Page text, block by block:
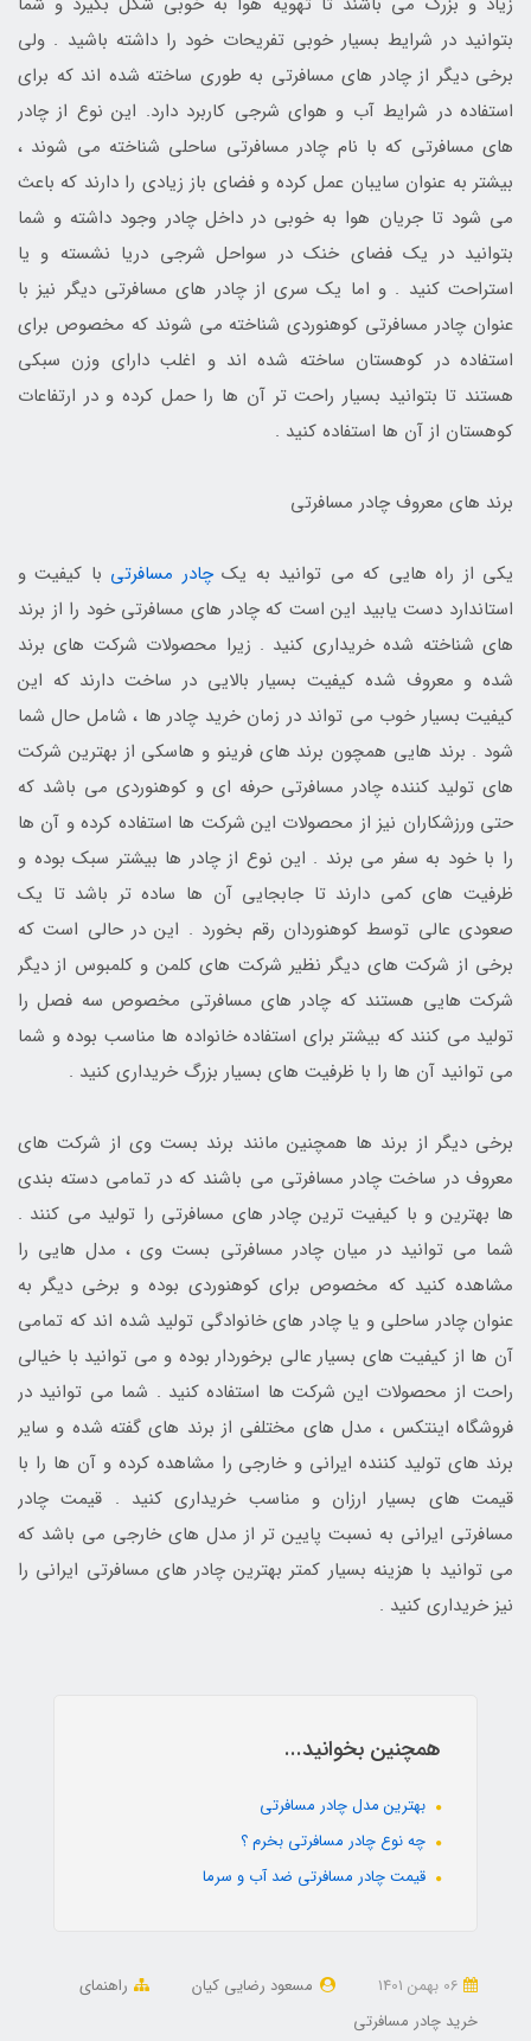
بتوانید در شرایط بسیار خوبی تفریحات خود را داشته باشید . ولی
برخی دیگر از چادر های مسافرتی به طوری ساخته شده اند که برای
استفاده در شرایط آب و هوای شرجی کاربرد دارد. این نوع از چادر
های مسافرتی که با نام چادر مسافرتی ساحلی شناخته می شوند ،
بیشتر به عنوان سایبان عمل کرده و فضای باز زیادی را دارند که باعث
می شود تا جریان هوا به خوبی در داخل چادر وجود داشته و شما
بتوانید در یک فضای خنک در سواحل شرجی دریا نشسته و یا
استراحت کنید . و اما یک سری از چادر های مسافرتی دیگر نیز با
عنوان چادر مسافرتی کوهنوردی شناخته می شوند که مخصوص برای
استفاده در کوهستان ساخته شده اند و اغلب دارای وزن سبکی
هستند تا بتوانید بسیار راحت تر آن ها را حمل کرده و در ارتفاعات
کوهستان از آن ها استفاده کنید .
برند های معروف چادر مسافرتی
یکی از راه هایی که می توانید به یکچادر مسافرتی با کیفیت و
استاندارد دست یابید این است که چادر های مسافرتی خود را از برند
های شناخته شده خریداری کنید . زیرا محصولات شرکت های برند
شده و معروف شده کیفیت بسیار بالایی در ساخت دارند که این
کیفیت بسیار خوب می تواند در زمان خرید چادر ها ، شامل حال شما
شود . برند هایی همچون برند های فرینو و هاسکی از بهترین شرکت
های تولید کننده چادر مسافرتی حرفه ای و کوهنوردی می باشد که
حتی ورزشکاران نیز از محصولات این شرکت ها استفاده کرده و آن ها
را با خود به سفر می برند . این نوع از چادر ها بیشتر سبک بوده و
ظرفیت های کمی دارند تا جابجایی آن ها ساده تر باشد تا یک
صعودی عالی توسط کوهنوردان رقم بخورد . این در حالی است که
برخی از شرکت های دیگر نظیر شرکت های کلمن و کلمبوس از دیگر
شرکت هایی هستند که چادر های مسافرتی مخصوص سه فصل را
تولید می کنند که بیشتر برای استفاده خانواده ها مناسب بوده و شما
می توانید آن ها را با ظرفیت های بسیار بزرگ خریداری کنید .
برخی دیگر از برند ها همچنین مانند برند بست وی از شرکت های
معروف در ساخت چادر مسافرتی می باشند که در تمامی دسته بندی
ها بهترین و با کیفیت ترین چادر های مسافرتی را تولید می کنند .
شما می توانید در میان چادر مسافرتی بست وی ، مدل هایی را
مشاهده کنید که مخصوص برای کوهنوردی بوده و برخی دیگر به
عنوان چادر ساحلی و یا چادر های خانوادگی تولید شده اند که تمامی
آن ها از کیفیت های بسیار عالی برخوردار بوده و می توانید با خیالی
راحت از محصولات این شرکت ها استفاده کنید . شما می توانید در
فروشگاه اینتکس ، مدل های مختلفی از برند های گفته شده و سایر
برند های تولید کننده ایرانی و خارجی را مشاهده کرده و آن ها را با
قیمت های بسیار ارزان و مناسب خریداری کنید . قیمت چادر
مسافرتی ایرانی به نسبت پایین تر از مدل های خارجی می باشد که
می توانید با هزینه بسیار کمتر بهترین چادر های مسافرتی ایرانی را
نیز خریداری کنید .
همچنین بخوانید...
بهترین مدل چادر مسافرتی
چه نوع چادر مسافرتی بخرم ؟
قیمت چادر مسافرتی ضد آب و سرما
مسعود رضایی کیان
راهنمای
خرید چادر مسافرتی